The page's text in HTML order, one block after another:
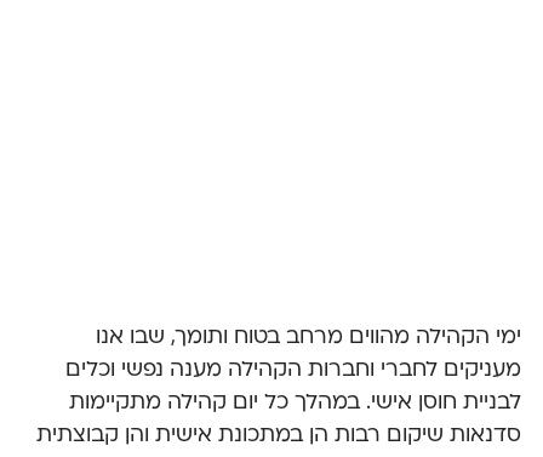
ימי הקהילה מהווים מרחב בטוח ותומך, שבו אנו
מעניקים לחברי וחברות הקהילה מענה נפשי וכלים
לבניית חוסן אישי. במהלך כל יום קהילה מתקיימות
סדנאות שיקום רבות הן במתכונת אישית והן קבוצתית